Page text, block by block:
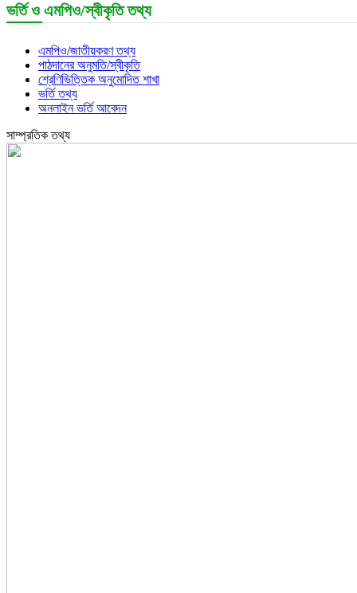
ভর্তি ও এমপিও/স্বীকৃতি তথ্য
এমপিও/জাতীয়করণ তথ্য
পাঠদানের অনুমতি/স্বীকৃতি
শ্রেণিভিত্তিক অনুমোদিত শাখা
ভর্তি তথ্য
অনলাইন ভর্তি আবেদন
সাম্প্রতিক তথ্য